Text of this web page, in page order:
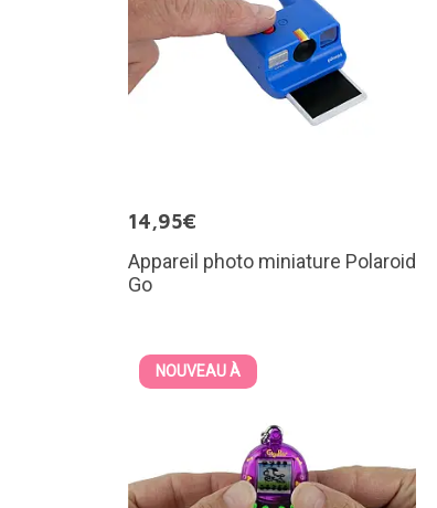
14,95€
Appareil photo miniature Polaroid
Go
NOUVEAU À